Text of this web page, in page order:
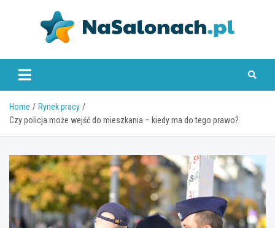
nasalonach.pl
Home
Rynek pracy
Czy policja może wejść do mieszkania – kiedy ma do tego prawo?